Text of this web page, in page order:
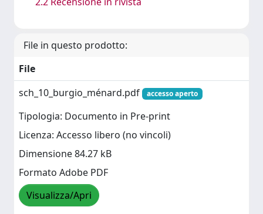
File in questo prodotto:
File
sch_10_burgio_ménard.pdf
accesso aperto
Tipologia: Documento in Pre-print
Licenza: Accesso libero (no vincoli)
Dimensione 84.27 kB
Formato Adobe PDF
Visualizza/Apri